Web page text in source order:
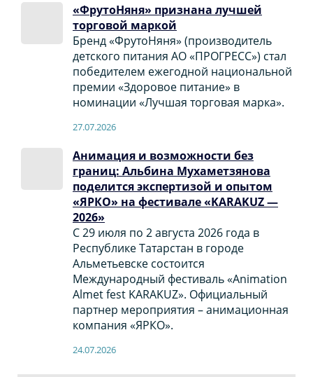
«ФрутоНяня» признана лучшей
торговой маркой
Бренд «ФрутоНяня» (производитель
детского питания АО «ПРОГРЕСС») стал
победителем ежегодной национальной
премии «Здоровое питание» в
номинации «Лучшая торговая марка».
27.07.2026
Анимация и возможности без
границ: Альбина Мухаметзянова
поделится экспертизой и опытом
«ЯРКО» на фестивале «KARAKUZ —
2026»
С 29 июля по 2 августа 2026 года в
Республике Татарстан в городе
Альметьевске состоится
Международный фестиваль «Animation
Almet fest KARAKUZ». Официальный
партнер мероприятия – анимационная
компания «ЯРКО».
24.07.2026